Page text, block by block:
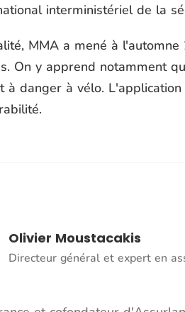
interministériel de la
MMA a mené à
On y apprend notamment
à danger à vélo.
Olivier Moustacakis
Directeur général et expert en